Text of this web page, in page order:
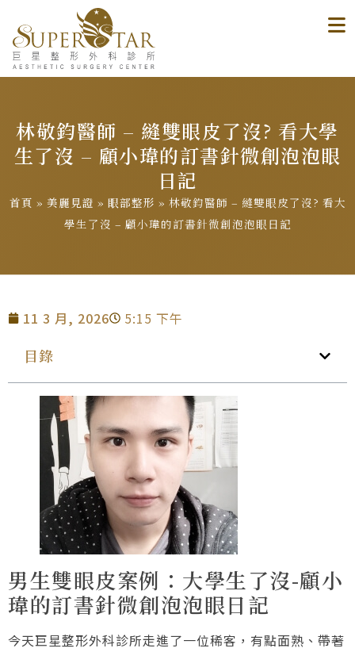
林敬鈞醫師 – 縫雙眼皮了沒? 看大學
生了沒 – 顧小瑋的訂書針微創泡泡眼
日記
首頁 » 美麗見證 » 眼部整形 » 林敬鈞醫師 – 縫雙眼皮了沒? 看大
學生了沒 – 顧小瑋的訂書針微創泡泡眼日記
11 3 月, 2026 5:15 下午
目錄
男生雙眼皮案例：大學生了沒-顧小
瑋的訂書針微創泡泡眼日記
今天巨星整形外科診所走進了一位稀客，有點面熟、帶著